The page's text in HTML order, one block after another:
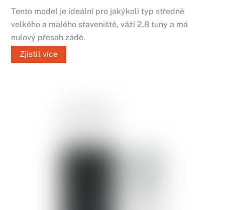
Tento model je ideální pro jakýkoli typ středně
velkého a malého staveniště, váží 2,8 tuny a má
nulový přesah zádě.
Zjistit více